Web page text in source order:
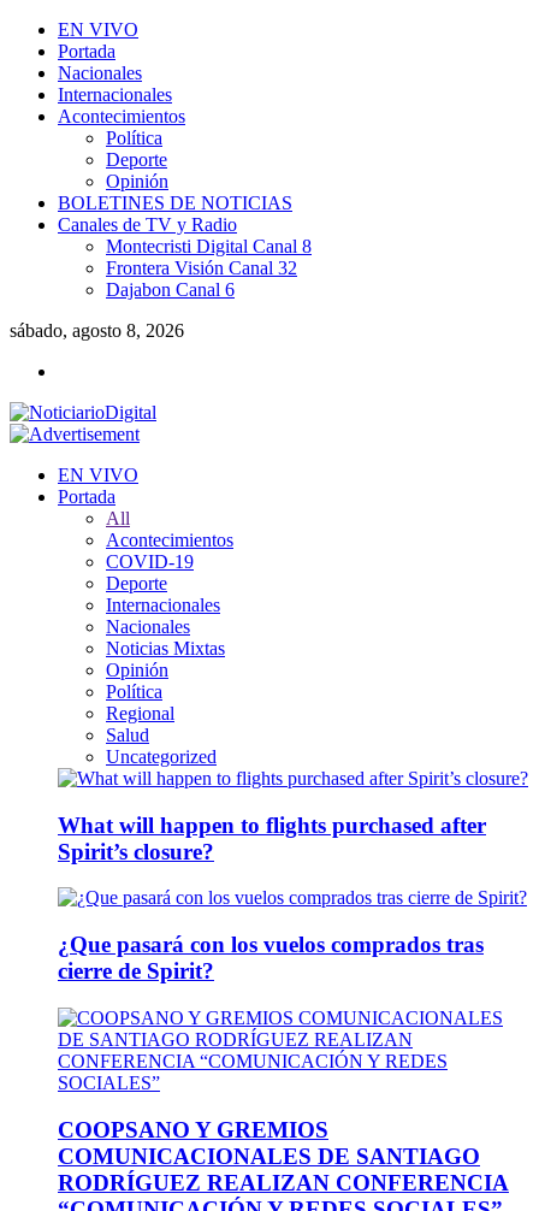
EN VIVO
Portada
Nacionales
Internacionales
Acontecimientos
Política
Deporte
Opinión
BOLETINES DE NOTICIAS
Canales de TV y Radio
Montecristi Digital Canal 8
Frontera Visión Canal 32
Dajabon Canal 6
sábado, agosto 8, 2026
EN VIVO
Portada
All
Acontecimientos
COVID-19
Deporte
Internacionales
Nacionales
Noticias Mixtas
Opinión
Política
Regional
Salud
Uncategorized
What will happen to flights purchased after
Spirit’s closure?
¿Que pasará con los vuelos comprados tras
cierre de Spirit?
COOPSANO Y GREMIOS
COMUNICACIONALES DE SANTIAGO
RODRÍGUEZ REALIZAN CONFERENCIA